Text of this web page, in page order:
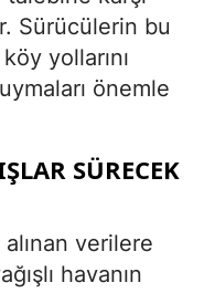
Sürücülerin bu
yollarını
önemle
SÜRECEK
verilere
havanın